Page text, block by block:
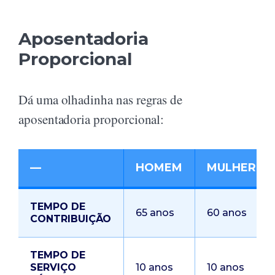
Aposentadoria
Proporcional
Dá uma olhadinha nas regras de
aposentadoria proporcional:
— HOMEM MULHER
TEMPO DE
CONTRIBUIÇÃO
65 anos 60 anos
TEMPO DE
SERVIÇO
10 anos 10 anos